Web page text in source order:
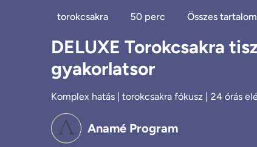
torokcsakra 50 perc Összes tartalom
DELUXE Torokcsakra
gyakorlatsor
Komplex hatás | torokcsakra fókusz | 24 órás
Anamé Program